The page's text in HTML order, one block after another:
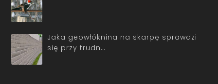
Jaka geowłóknina na skarpę sprawdzi
się przy trudn…